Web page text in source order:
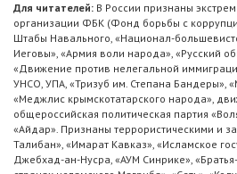
Для читателей: В России признаны
организации ФБК (Фонд борьбы с
Штабы Навального, «Национал-
Иеговы», «Армия воли народа», «Русский
«Движение против нелегальной
УНСО, УПА, «Тризуб им. Степана Бандеры»,
«Меджлис крымскотатарского народа»,
общероссийская политическая партия
«Айдар». Признаны террористическими и
Талибан», «Имарат Кавказ», «Исламское
Джебхад-ан-Нусра, «АУМ Синрике»,